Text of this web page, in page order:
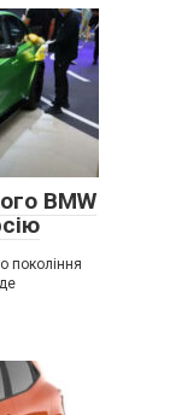
BMW
покоління